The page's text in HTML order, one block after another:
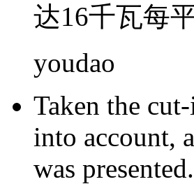
达16千瓦每
youdao
Taken the
into account, a
was presented.